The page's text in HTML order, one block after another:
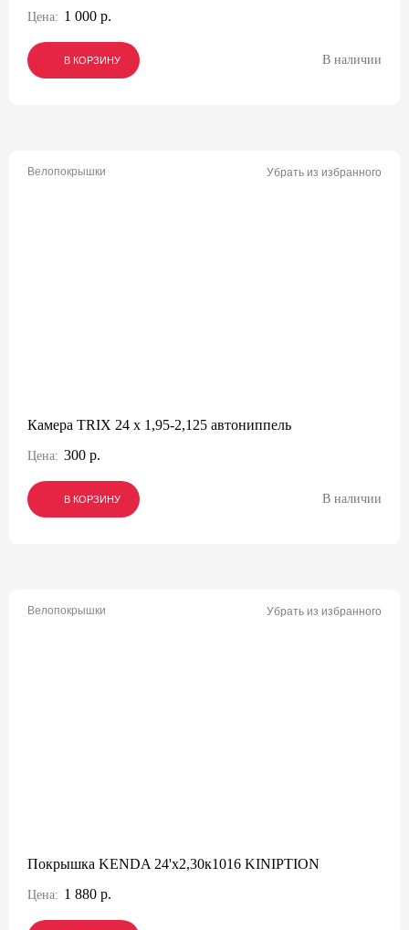
Цена: 1 000 р.
В КОРЗИНУ
В КОРЗИНУ
В КОРЗИНУ В наличии
Велопокрышки Убрать из избранного
Камера TRIX 24 x 1,95-2,125 автониппель
Цена: 300 р.
В КОРЗИНУ
В КОРЗИНУ
В КОРЗИНУ В наличии
Велопокрышки Убрать из избранного
Покрышка KENDA 24'х2,30к1016 KINIPTION
Цена: 1 880 р.